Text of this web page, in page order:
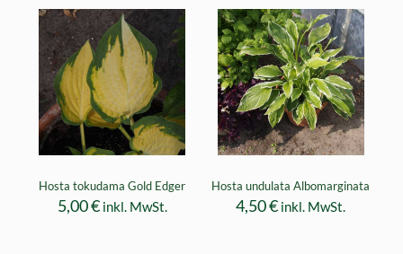
Hosta tokudama Gold Edger
5,00€ inkl. MwSt.
Hosta undulata Albomarginata
4,50€ inkl. MwSt.